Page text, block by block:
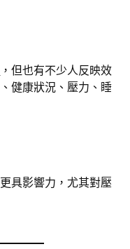
，但也有不少人反映效
健康狀況、壓力、睡
具影響力，尤其對壓